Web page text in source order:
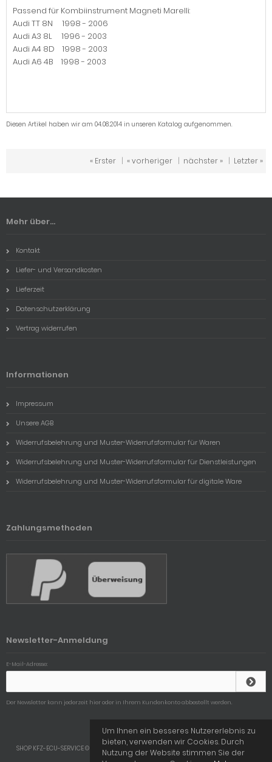
Passend für Kombiinstrument Magneti Marelli:
Audi TT 8N 1998 - 2006
Audi A3 8L 1996 - 2003
Audi A4 8D 1998 - 2003
Audi A6 4B 1998 - 2003
Diesen Artikel haben wir am 04.08.2014 in unseren Katalog aufgenommen.
« Erster | « vorheriger | nächster » | Letzter »
Mehr über...
Kontakt
Liefer- und Versandkosten
Lieferzeit
Datenschutzerklärung
Vertrag widerrufen
Informationen
Impressum
Unsere AGB
Widerrufsbelehrung und Muster-Widerrufsformular für Waren
Widerrufsbelehrung und Muster-Widerrufsformular für Dienstleistungen
Widerrufsbelehrung und Muster-Widerrufsformular für digitale Ware
Zahlungsmethoden
Newsletter-Anmeldung
E-Mail-Adresse:
Der Newsletter kann jederzeit hier oder in Ihrem Kundenkonto abbestellt werden.
SHOP KFZ-ECU-SERVICE © 2026 | Template © 2009-2026 by
ified eCommerce
Shopsoftware
Um Ihnen ein besseres Nutzererlebnis zu
bieten, verwenden wir Cookies. Durch
Nutzung der Website stimmen Sie der